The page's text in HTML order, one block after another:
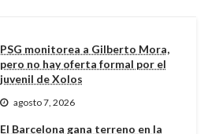
PSG monitorea a Gilberto Mora,
pero no hay oferta formal por el
juvenil de Xolos
agosto 7, 2026
El Barcelona gana terreno en la